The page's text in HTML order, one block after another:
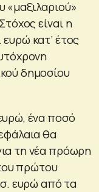
«μαξιλαριού»
είναι η
κατ’ έτος
δημοσίου
ένα ποσό
θα
τη νέα πρόωρη
πρώτου
ευρώ από τα